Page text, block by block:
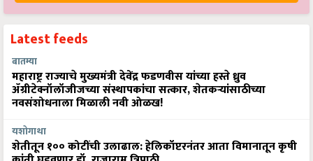
Latest feeds
बातम्या
महाराष्ट्र राज्याचे मुख्यमंत्री देवेंद्र फडणवीस यांच्या हस्ते ध्रुव
ॲग्रीटेक्नॉलॉजीजच्या संस्थापकांचा सत्कार, शेतकऱ्यांसाठीच्या
नवसंशोधनाला मिळाली नवी ओळख!
यशोगाथा
शेतीतून १०० कोटींची उलाढाल: हेलिकॉप्टरनंतर आता विमानातून कृषी